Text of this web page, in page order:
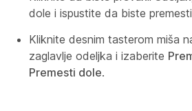
dole i ispustite da biste
Kliknite desnim tasterom miša
zaglavlje odeljka i izaberite
Premesti dole.